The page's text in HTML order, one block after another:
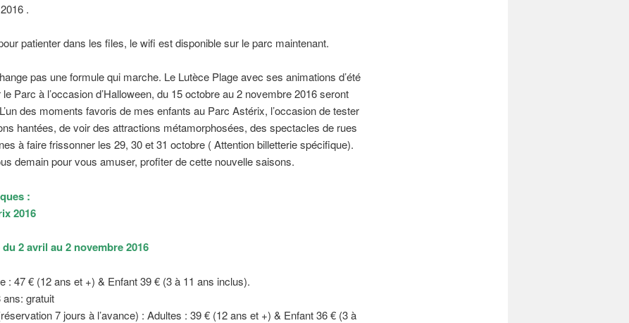
.
patienter dans les files, le wifi est disponible sur le parc maintenant.
pas une formule qui marche. Le Lutèce Plage avec ses animations d’été
Parc à l’occasion d’Halloween, du 15 octobre au 2 novembre 2016 seront
des moments favoris de mes enfants au Parc Astérix, l’occasion de tester
hantées, de voir des attractions métamorphosées, des spectacles de rues
à faire frissonner les 29, 30 et 31 octobre ( Attention billetterie spécifique).
demain pour vous amuser, profiter de cette nouvelle saisons.
:
2016
2 avril au 2 novembre 2016
: 47 € (12 ans et +) & Enfant 39 € (3 à 11 ans inclus).
ans: gratuit
7 jours à l’avance) : Adultes : 39 € (12 ans et +) & Enfant 36 € (3 à